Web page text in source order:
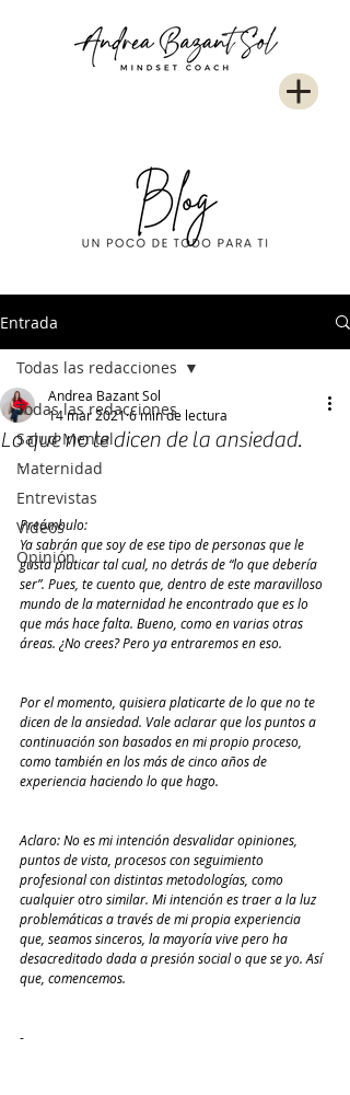
Entrada
Todas las redacciones
Salud Mental
Maternidad
Entrevistas
Videos
Opinión
Todas las redacciones
Lo que no te dicen de la ansiedad.
Andrea Bazant Sol
14 mar 20216 min de lectura
-
Preámbulo:
Ya sabrán que soy de ese tipo de personas que le
gusta platicar tal cual, no detrás de “lo que debería
ser”. Pues, te cuento que, dentro de este maravilloso
mundo de la maternidad he encontrado que es lo
que más hace falta. Bueno, como en varias otras
áreas. ¿No crees? Pero ya entraremos en eso.
Por el momento, quisiera platicarte de lo que no te
dicen de la ansiedad. Vale aclarar que los puntos a
continuación son basados en mi propio proceso,
como también en los más de cinco años de
experiencia haciendo lo que hago.
Aclaro: No es mi intención desvalidar opiniones,
puntos de vista, procesos con seguimiento
profesional con distintas metodologías, como
cualquier otro similar. Mi intención es traer a la luz
problemáticas a través de mi propia experiencia
que, seamos sinceros, la mayoría vive pero ha
desacreditado dada a presión social o que se yo. Así
que, comencemos.
-